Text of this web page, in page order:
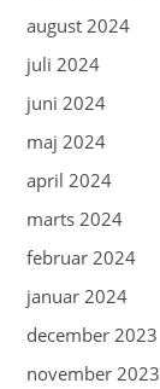
august 2024
juli 2024
juni 2024
maj 2024
april 2024
marts 2024
februar 2024
januar 2024
december 2023
november 2023